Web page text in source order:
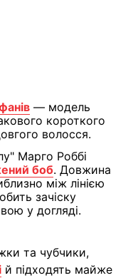
— модель
короткого
волосся.
Марго Роббі
боб. Довжина
між лінією
зачіску
у догляді.
та чубчики,
й підходять майже